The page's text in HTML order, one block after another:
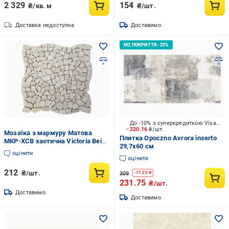
2 329 ₴/кв. м
Доставка недоступна
154 ₴/шт.
Доставимо
Мозаїка з мармуру Матова
МКР-ХСВ хаотична Victoria Beige
(000729)
оцінити
212 ₴/шт.
Доставимо
220.16₴/шт.
До -10% з суперкредиткою Visa Вигода
Плитка Opoczno Avrora inserto
29,7х60 см
оцінити
309 -77.25₴
231.75 ₴/шт.
Доставимо